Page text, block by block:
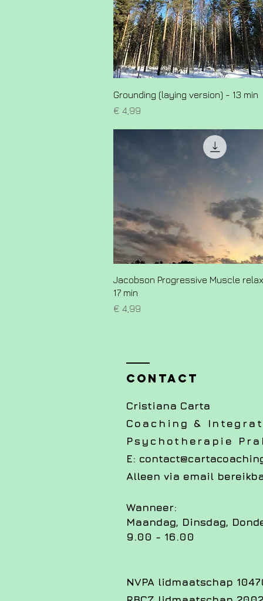
Grounding (laying version) - 13 min
Prijs
€ 4,99
Jacobson Progressive Muscle
17 min
Prijs
€ 4,99
Contact
Cristiana Carta
Coaching &
Psychotherapie
E:
Alleen via email
Wanneer:
Maandag, Dinsdag,
9.00 - 16.00
NVPA lidmaatschap